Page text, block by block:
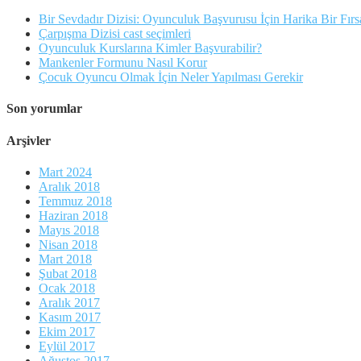
Bir Sevdadır Dizisi: Oyunculuk Başvurusu İçin Harika Bir
Çarpışma Dizisi cast seçimleri
Oyunculuk Kurslarına Kimler Başvurabilir?
Mankenler Formunu Nasıl Korur
Çocuk Oyuncu Olmak İçin Neler Yapılması Gerekir
Son yorumlar
Arşivler
Mart 2024
Aralık 2018
Temmuz 2018
Haziran 2018
Mayıs 2018
Nisan 2018
Mart 2018
Şubat 2018
Ocak 2018
Aralık 2017
Kasım 2017
Ekim 2017
Eylül 2017